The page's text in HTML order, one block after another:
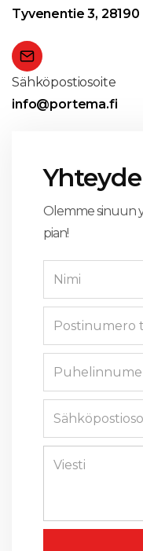
Tyvenentie 3, 28190
Sähköpostiosoite
info@portema.fi
Olemme sinuun
pian!